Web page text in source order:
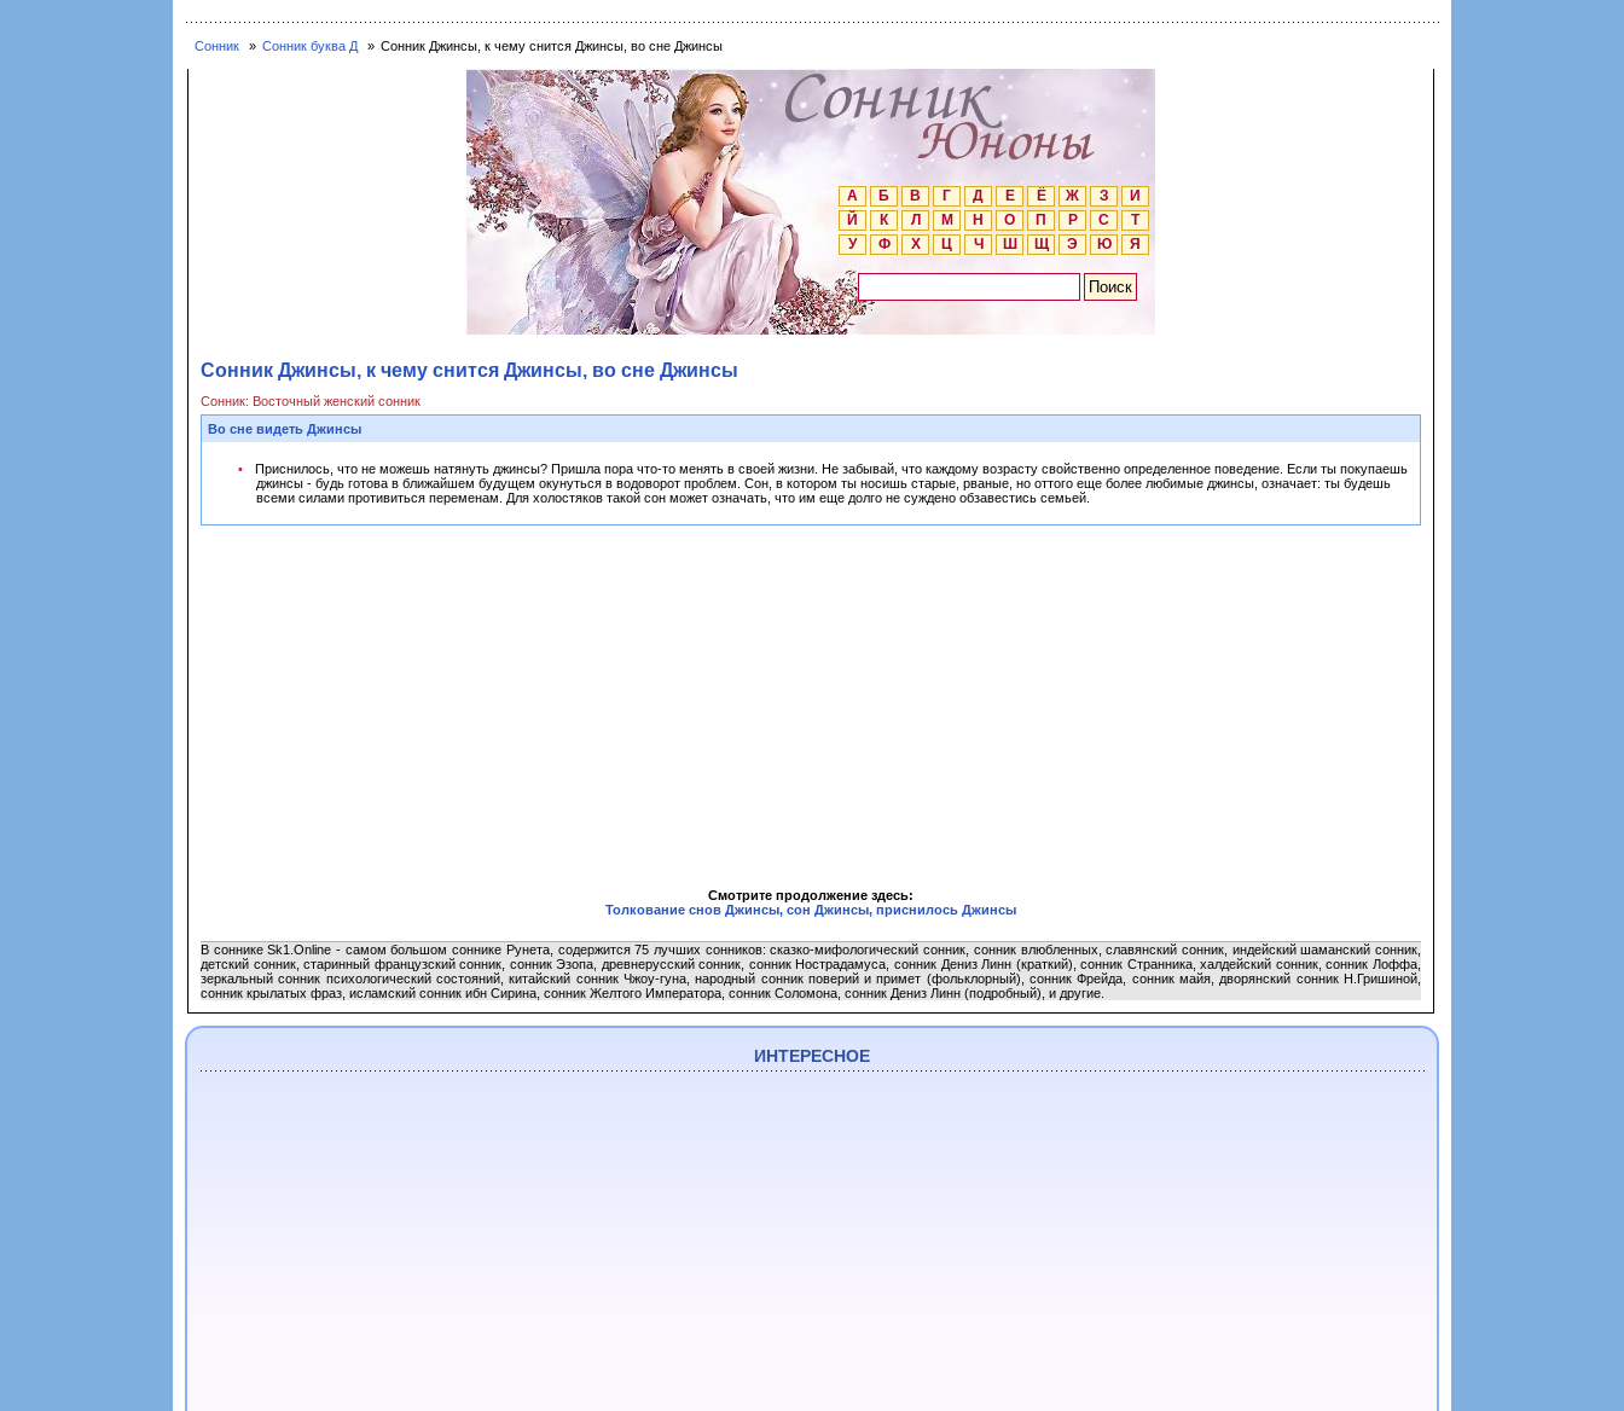
Сонник Сонник буква Д Сонник Джинсы, к чему снится Джинсы, во сне Джинсы
А Б В Г Д Е Ё Ж З
И
Й
К Л М Н О П Р С
Т
У
Ф Х Ц Ч Ш Щ Э Ю Я
Сонник Джинсы, к чему снится Джинсы, во сне Джинсы
Сонник: Восточный женский сонник
Во сне видеть Джинсы
Приснилось, что не можешь натянуть джинсы? Пришла пора что-то менять в своей жизни. Не забывай, что каждому возрасту свойственно определенное поведение. Если ты покупаешь
джинсы - будь готова в ближайшем будущем окунуться в водоворот проблем. Сон, в котором ты носишь старые, рваные, но оттого еще более любимые джинсы, означает: ты будешь
всеми силами противиться переменам. Для холостяков такой сон может означать, что им еще долго не суждено обзавестись семьей.
Смотрите продолжение здесь:
Толкование снов Джинсы, сон Джинсы, приснилось Джинсы
В соннике Sk1.Online - самом большом соннике Рунета, содержится 75 лучших сонников: сказко-мифологический сонник, сонник влюбленных, славянский сонник, индейский шаманский сонник,
детский сонник, старинный французский сонник, сонник Эзопа, древнерусский сонник, сонник Нострадамуса, сонник Дениз Линн (краткий), сонник Странника, халдейский сонник, сонник Лоффа,
зеркальный сонник психологический состояний, китайский сонник Чжоу-гуна, народный сонник поверий и примет (фольклорный), сонник Фрейда, сонник майя, дворянский сонник Н.Гришиной,
сонник крылатых фраз, исламский сонник ибн Сирина, сонник Желтого Императора, сонник Соломона, сонник Дениз Линн (подробный), и другие.
ИНТЕРЕСНОЕ